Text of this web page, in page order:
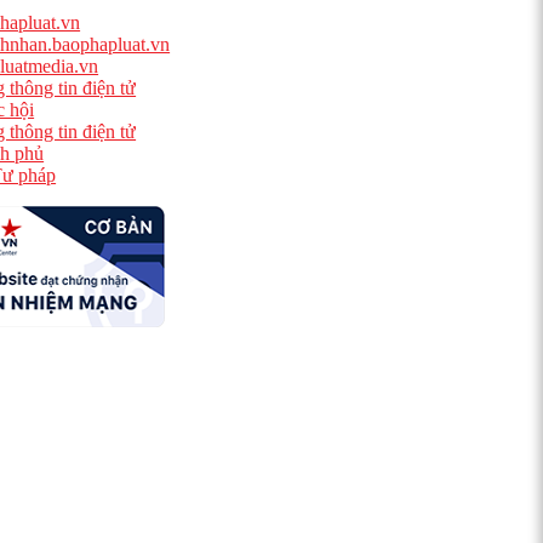
thông tin điện tử
hội
thông tin điện tử
phủ
pháp